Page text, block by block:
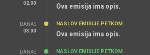
02:00
Ova emisija ima opis.
DANAS
03:00
NASLOV EMISIJE PETKOM
Ova emisija ima opis.
DANAS
NASLOV EMISIJE PETKOM